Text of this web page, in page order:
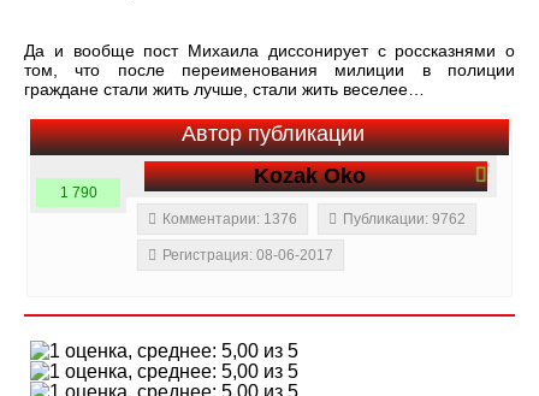
Да и вообще пост Михаила диссонирует с россказнями о
том, что после переименования милиции в полиции
граждане стали жить лучше, стали жить веселее…
Автор публикации
Kozak Oko
1 790
Комментарии: 1376
Публикации: 9762
Регистрация: 08-06-2017